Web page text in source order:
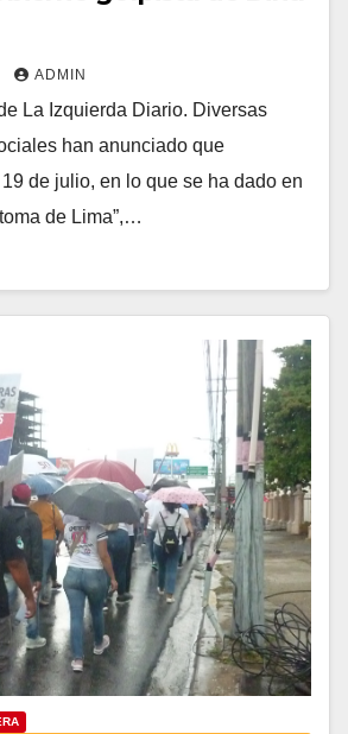
ADMIN
La Izquierda Diario. Diversas
han anunciado que
de julio, en lo que se ha dado en
de Lima”,…